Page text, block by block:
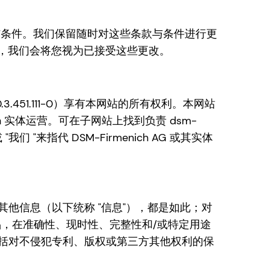
件。我们保留随时对这些条款与条件进行更
们会将您视为已接受这些更改。
0）享有本网站的所有权利。本网站
体运营。可在子网站上找到负责 dsm-
我们 "来指代 DSM-Firmenich AG 或其实体
信息（以下统称 "信息"），都是如此；对
在准确性、现时性、完整性和/或特定用途
不侵犯专利、版权或第三方其他权利的保